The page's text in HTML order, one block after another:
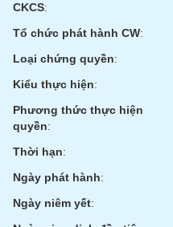
Tin
tức
kiện
Tài
liệu
lý
thị
CKCS:
Tổ chức phát hành CW:
Loại chứng quyền:
Kiểu thực hiện:
Phương thức thực hiện
quyền:
Thời hạn:
Ngày phát hành:
Ngày niêm yết:
CÔNG
NGHIỆP
TIÊU
DÙNG
THIẾT